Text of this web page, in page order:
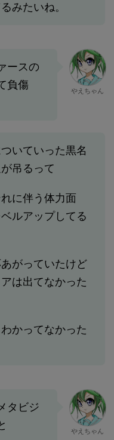
みたいね。
ースの
負傷
やえちゃん
いていった黒名
吊るって
に伴う体力面
ルアップしてる
がっていたけど
は出てなかった
かってなかった
タビジ
やえちゃん